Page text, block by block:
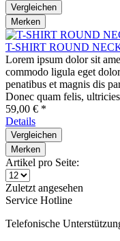
Vergleichen
Merken
T-SHIRT ROUND
Lorem ipsum dolor sit
commodo ligula eget
penatibus et magnis dis
Donec quam felis,
59,00 € *
Details
Vergleichen
Merken
Artikel pro Seite:
Zuletzt angesehen
Service Hotline
Telefonische